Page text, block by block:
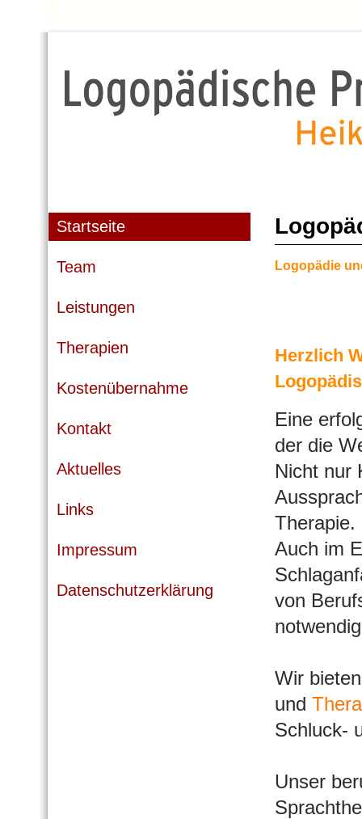
Startseite
Team
Leistungen
Therapien
Kostenübernahme
Kontakt
Aktuelles
Links
Impressum
Datenschutzerklärung
Logopädie
Herzlich
Eine
der die
Nicht nur
Therapie.
Auch im
von
Wir
und
Schluck-
Unser